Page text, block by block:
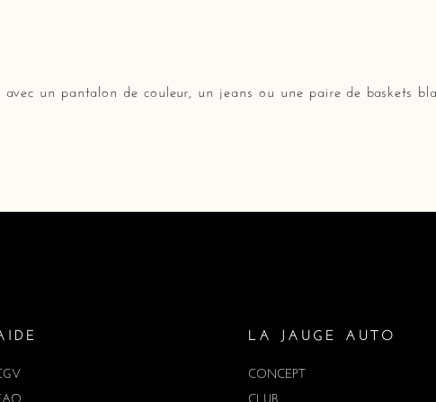
avec un pantalon de couleur, un jeans ou une paire de baskets
LA JAUGE AUTO
CONCEPT
CLUB